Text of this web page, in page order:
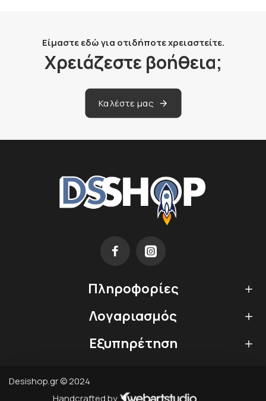
Είμαστε εδώ για οτιδήποτε χρειαστείτε.
Χρειάζεστε βοήθεια;
Καλέστε μας
Πληροφορίες
Λογαριασμός
Εξυπηρέτηση
Desishop.gr © 2024
Handcrafted by